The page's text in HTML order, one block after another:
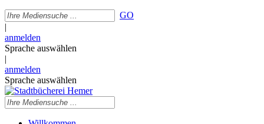
GO
|
anmelden
Sprache auswählen
|
anmelden
Sprache auswählen